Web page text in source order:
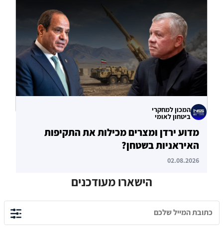
04.08.2026
המכון למחקרי
ביטחון לאומי
מדוע ירדן ומצרים מכילות את התקיפות
האיראניות בשטחן?
02.08.2026
הישארו מעודכנים